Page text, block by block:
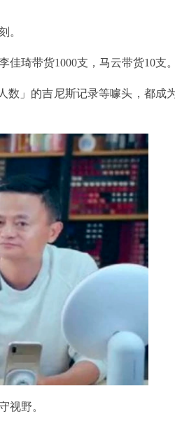
。
琦带货1000支，马云带货10支。
数」的吉尼斯记录等噱头，都成
视野。